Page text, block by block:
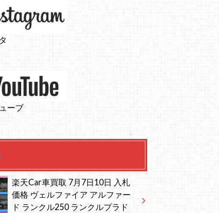
ーブ
楽天Car車買取 7月7日10日 入札
価格 ヴェルファイア アルファー
ド ランクル250 ランクルプラド